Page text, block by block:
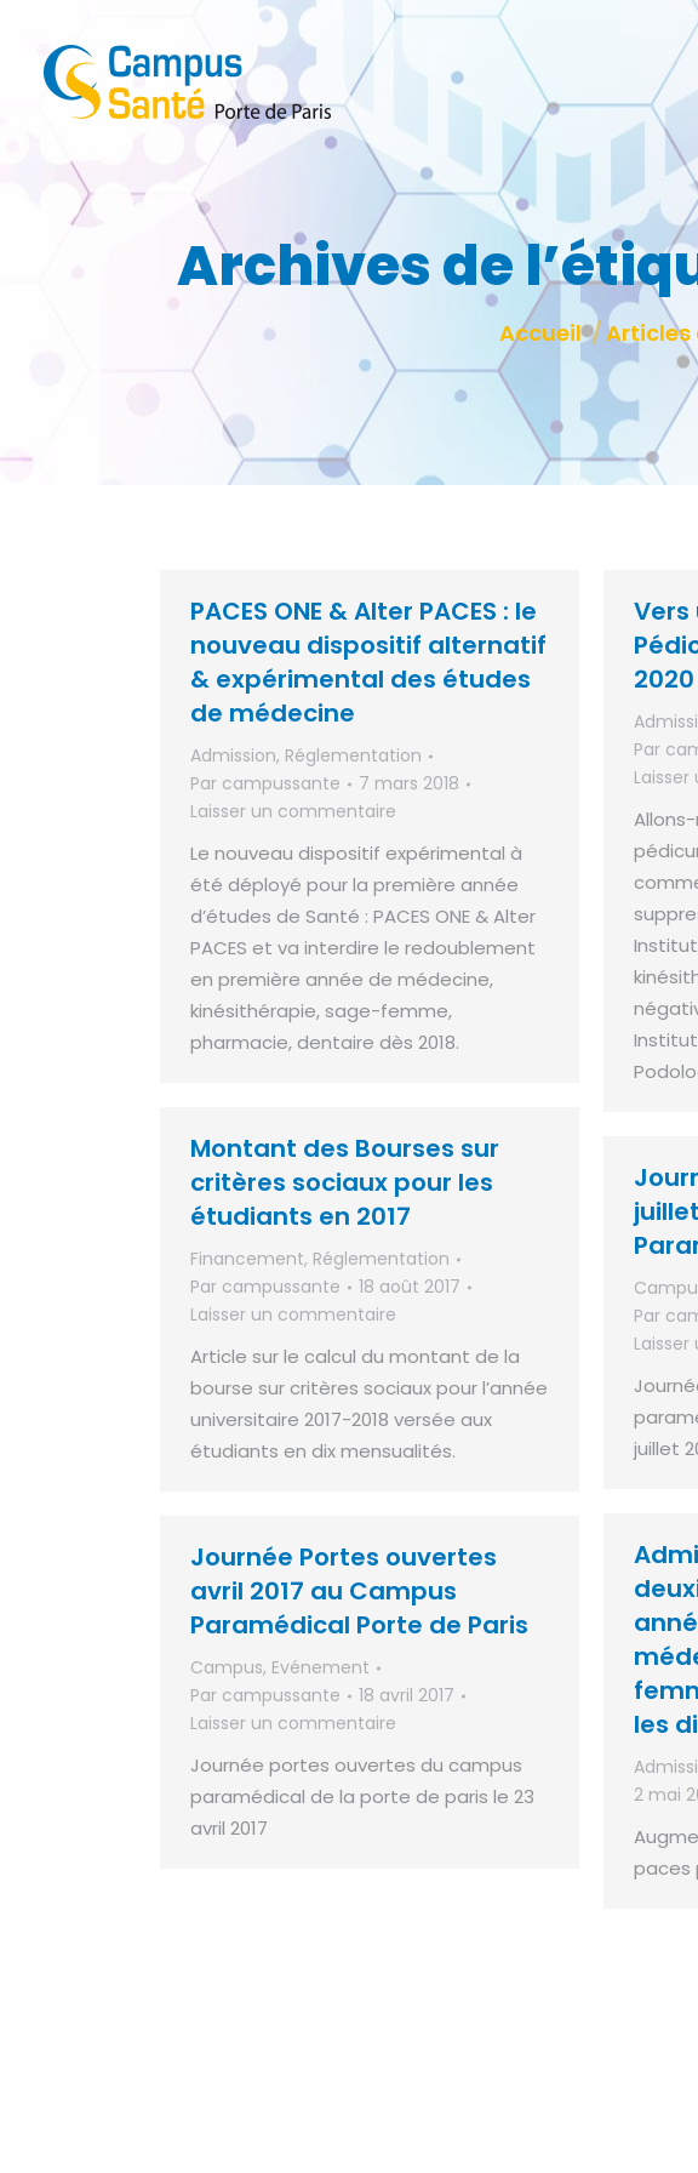
Archives de
Vous êtes ici :
Accueil Articles
PACES ONE & Alter PACES : le
nouveau dispositif alternatif
& expérimental des études
de médecine
Admission, Réglementation
Par campussante
7 mars 2018
Laisser un commentaire
Le nouveau dispositif expérimental à
été déployé pour la première année
d’études de Santé : PACES ONE & Alter
PACES et va interdire le redoublement
en première année de médecine,
kinésithérapie, sage-femme,
pharmacie, dentaire dès 2018.
Vers
2020
Par
Montant des Bourses sur
critères sociaux pour les
étudiants en 2017
Financement, Réglementation
Par campussante
18 août 2017
Laisser un commentaire
Article sur le calcul du montant de la
bourse sur critères sociaux pour l’année
universitaire 2017-2018 versée aux
étudiants en dix mensualités.
Par
juillet
les
2 mai
paces
Journée Portes ouvertes
avril 2017 au Campus
Paramédical Porte de Paris
Campus, Evénement
Par campussante
18 avril 2017
Laisser un commentaire
Journée portes ouvertes du campus
paramédical de la porte de paris le 23
avril 2017